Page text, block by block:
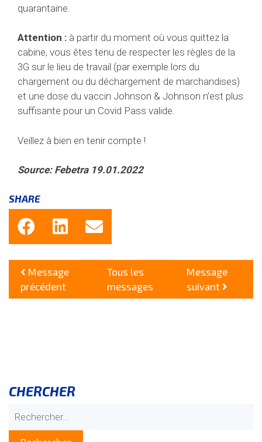
quarantaine.
Attention : à partir du moment où vous quittez la
cabine, vous êtes tenu de respecter les règles de la
3G sur le lieu de travail (par exemple lors du
chargement ou du déchargement de marchandises)
et une dose du vaccin Johnson & Johnson n’est plus
suffisante pour un Covid Pass valide.
Veillez à bien en tenir compte !
Source: Febetra 19.01.2022
SHARE
Message
précédent
Tous les
messages
Message
suivant
CHERCHER